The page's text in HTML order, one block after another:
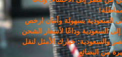
بسهولة وأمان ارخص
السعودية وداعًا لأسعار الشحن
والسعودية: خيارك الأمثل لنقل
من البضائع